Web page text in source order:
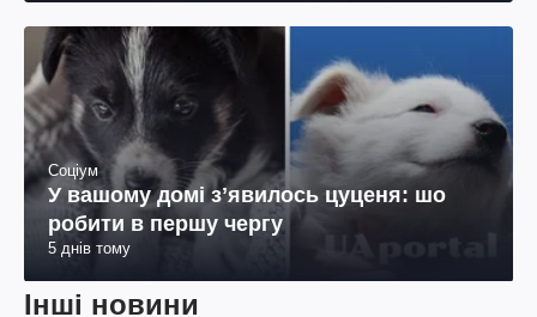
Соціум
У вашому домі зʼявилось цуценя: шо
робити в першу чергу
5 днів тому
Інші новини